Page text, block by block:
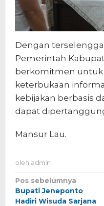
Dengan
Pemerintah
berkomitmen
keterbukaan
kebijakan berbasis
dapat
Mansur Lau.
oleh admin
Navigasi
pos
Pos sebelumnya
Bupati Jeneponto
Hadiri Wisuda Sarjana